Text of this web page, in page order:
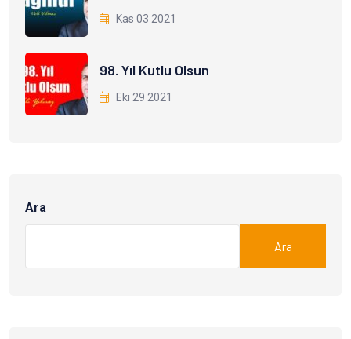
Kas 03 2021
98. Yıl Kutlu Olsun
Eki 29 2021
Ara
Ara